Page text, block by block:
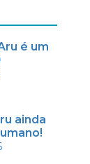
é um
ainda